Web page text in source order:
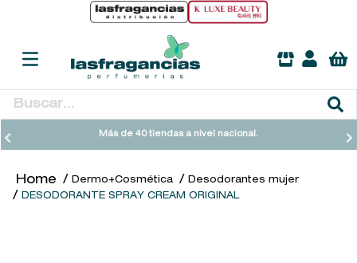
Buscar...
Más de 40 tiendas a nivel nacional.
Dermo+Cosmética
Desodorantes mujer
DESODORANTE SPRAY CREAM ORIGINAL
TÉRMINOS MÁS BUSCADOS
2 .
sol ipanema